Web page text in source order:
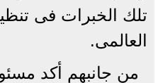
تلك الخبرات فى
العالمى.
من جانبهم أكد